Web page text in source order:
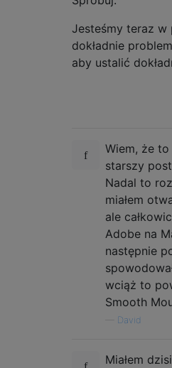
Jesteśmy teraz
dokładnie
aby ustalić
Wiem, że
starszy
Nadal to
miałem
ale
Adobe na
następnie
wciąż to
Smooth
David
Miałem